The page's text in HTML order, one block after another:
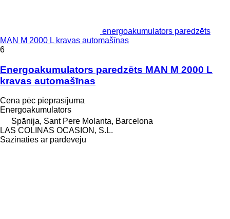
energoakumulators paredzēts
MAN M 2000 L kravas automašīnas
6
Energoakumulators paredzēts MAN M 2000 L
kravas automašīnas
Cena pēc pieprasījuma
Energoakumulators
Spānija, Sant Pere Molanta, Barcelona
LAS COLINAS OCASION, S.L.
Sazināties ar pārdevēju